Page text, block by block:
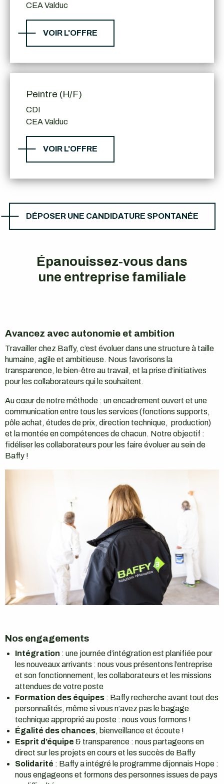
CEA Valduc
VOIR L'OFFRE
Peintre (H/F)
CDI
CEA Valduc
VOIR L'OFFRE
DÉPOSER UNE CANDIDATURE SPONTANÉE
Épanouissez-vous dans
une entreprise familiale
Avancez avec autonomie et ambition
Travailler chez Baffy, c’est évoluer dans une structure à taille
humaine, agile et ambitieuse. Nous favorisons la
transparence, le bien-être au travail, et la prise d’initiatives
pour les collaborateurs qui le souhaitent.
Au cœur de notre méthode : un encadrement ouvert et une
communication entre tous les services (fonctions supports,
pôle achat, études de prix, direction technique, production)
et la montée en compétences de chacun. Notre objectif :
fidéliser les collaborateurs pour les faire évoluer au sein de
Baffy !
Nos engagements
Intégration : une journée d’intégration est planifiée pour
les nouveaux arrivants : nous vous présentons l’entreprise
et son fonctionnement, les collaborateurs et les missions
attendues de votre poste
Formation des équipes : Baffy recherche avant tout des
personnalités, même si vous n’avez pas le bagage
technique approprié au poste : nous vous formons !
Égalité des chances, bienveillance et écoute !
Esprit d’équipe & transparence : nous partageons en
direct sur les projets en cours et les succès de Baffy
Solidarité : Baffy a intégré le programme dijonnais Hope :
nous engageons et formons des personnes issues de pays